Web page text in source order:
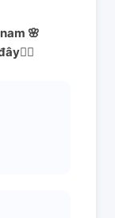
🌸